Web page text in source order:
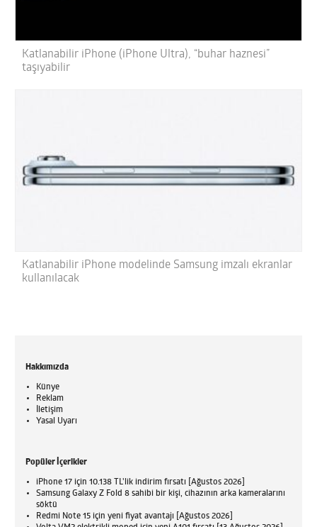
Katlanabilir iPhone (iPhone Ultra), “buhar haznesi”
taşıyabilir
Katlanabilir iPhone modelinde Samsung imzalı ekranlar
kullanılacak
Hakkımızda
Künye
Reklam
İletişim
Yasal Uyarı
Popüler İçerikler
iPhone 17 için 10.138 TL'lik indirim fırsatı [Ağustos 2026]
Samsung Galaxy Z Fold 8 sahibi bir kişi, cihazının arka kameralarını
söktü
Redmi Note 15 için yeni fiyat avantajı [Ağustos 2026]